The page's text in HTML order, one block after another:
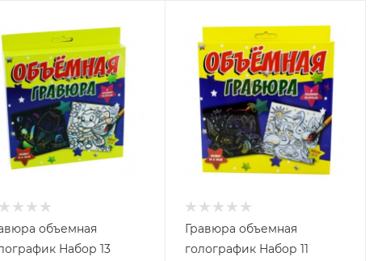
объемная
Набор 13
Гравюра объемная
голографик Набор 11